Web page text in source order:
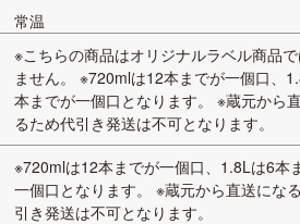
常温
※こちらの商品はオリジナルラベル商品
ません。 ※720mlは12本までが一個口、
本までが一個口となります。 ※蔵元から
るため代引き発送は不可となります。
※720mlは12本までが一個口、1.8Lは6本
一個口となります。 ※蔵元から直送にな
引き発送は不可となります。